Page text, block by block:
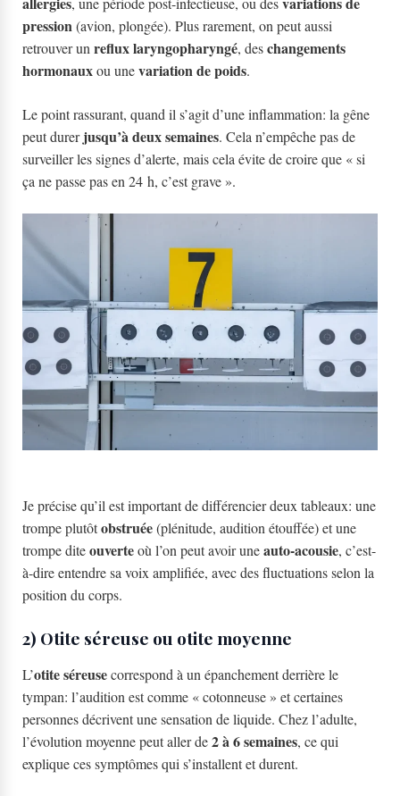
pression(avion, plongée). Plus rarement, on peut aussi
retrouver un reflux laryngopharyngé, deschangements
hormonauxou unevariation de poids.
Le point rassurant, quand il s’agit d’une inflammation: la gêne
peut durerjusqu’à deux semaines. Cela n’empêche pas de
surveiller les signes d’alerte, mais cela évite de croire que « si
ça ne passe pas en 24 h, c’est grave ».
Je précise qu’il est important de différencier deux tableaux: une
trompe plutôtobstruée(plénitude, audition étouffée) et une
trompe diteouverteoù l’on peut avoir uneauto-acousie, c’est-
à-dire entendre sa voix amplifiée, avec des fluctuations selon la
position du corps.
2) Otite séreuse ou otite moyenne
L’otite séreusecorrespond à un épanchement derrière le
tympan: l’audition est comme « cotonneuse » et certaines
personnes décrivent une sensation de liquide. Chez l’adulte,
l’évolution moyenne peut aller de2 à 6 semaines, ce qui
explique ces symptômes qui s’installent et durent.